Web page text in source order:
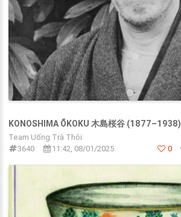
KONOSHIMA ŌKOKU 木島桜谷 (1877–1938)
Team Uống Trà Thôi
3640
11:42, 08/01/2025 0